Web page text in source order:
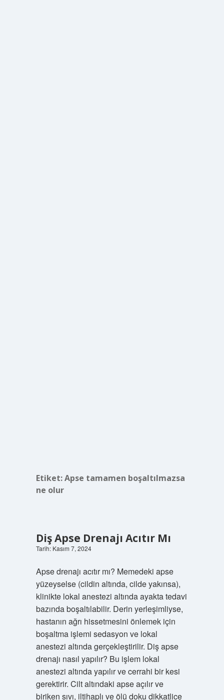
Etiket:Apse tamamen boşaltılmazsa
ne olur
Diş Apse Drenajı Acıtır Mı
Tarih: Kasım 7, 2024
Apse drenajı acıtır mı? Memedeki apse
yüzeyselse (cildin altında, cilde yakınsa),
klinikte lokal anestezi altında ayakta tedavi
bazında boşaltılabilir. Derin yerleşimliyse,
hastanın ağrı hissetmesini önlemek için
boşaltma işlemi sedasyon ve lokal
anestezi altında gerçekleştirilir. Diş apse
drenajı nasıl yapılır? Bu işlem lokal
anestezi altında yapılır ve cerrahi bir kesi
gerektirir. Cilt altındaki apse açılır ve
biriken sıvı, iltihaplı ve ölü doku dikkatlice